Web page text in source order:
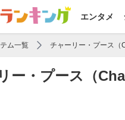
エンタメ
ム一覧 チャーリー・プース（
ー・プース（